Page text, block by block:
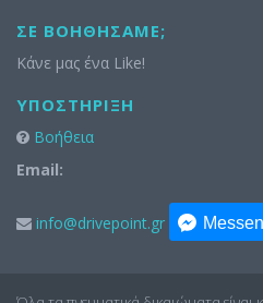
ΣΕ ΒΟΗΘΉΣΑΜΕ;
Κάνε μας ένα Like!
ΥΠΟΣΤΉΡΙΞΗ
Βοήθεια
Email:
info@drivepoint.gr